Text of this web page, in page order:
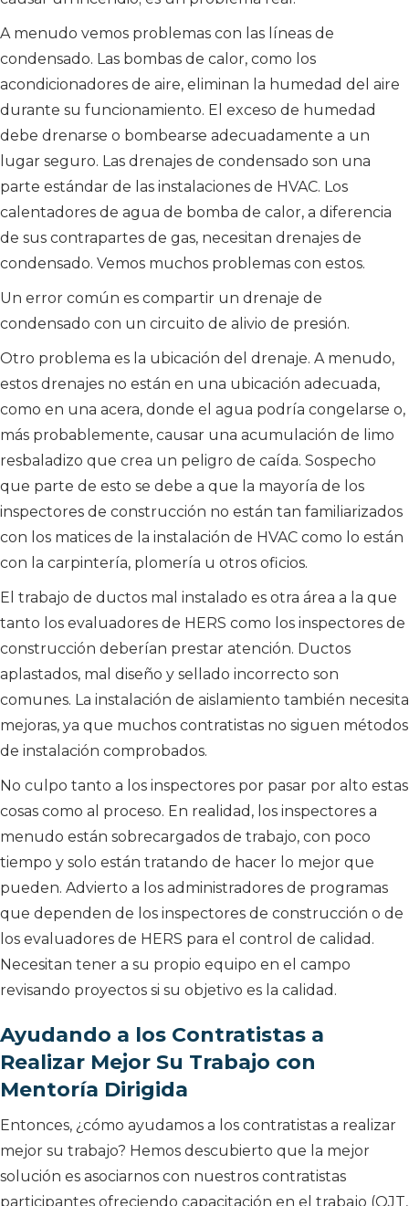
A menudo vemos problemas con las líneas de
condensado. Las bombas de calor, como los
acondicionadores de aire, eliminan la humedad del aire
durante su funcionamiento. El exceso de humedad
debe drenarse o bombearse adecuadamente a un
lugar seguro. Las drenajes de condensado son una
parte estándar de las instalaciones de HVAC. Los
calentadores de agua de bomba de calor, a diferencia
de sus contrapartes de gas, necesitan drenajes de
condensado. Vemos muchos problemas con estos.
Un error común es compartir un drenaje de
condensado con un circuito de alivio de presión.
Otro problema es la ubicación del drenaje. A menudo,
estos drenajes no están en una ubicación adecuada,
como en una acera, donde el agua podría congelarse o,
más probablemente, causar una acumulación de limo
resbaladizo que crea un peligro de caída. Sospecho
que parte de esto se debe a que la mayoría de los
inspectores de construcción no están tan familiarizados
con los matices de la instalación de HVAC como lo están
con la carpintería, plomería u otros oficios.
El trabajo de ductos mal instalado es otra área a la que
tanto los evaluadores de HERS como los inspectores de
construcción deberían prestar atención. Ductos
aplastados, mal diseño y sellado incorrecto son
comunes. La instalación de aislamiento también necesita
mejoras, ya que muchos contratistas no siguen métodos
de instalación comprobados.
No culpo tanto a los inspectores por pasar por alto estas
cosas como al proceso. En realidad, los inspectores a
menudo están sobrecargados de trabajo, con poco
tiempo y solo están tratando de hacer lo mejor que
pueden. Advierto a los administradores de programas
que dependen de los inspectores de construcción o de
los evaluadores de HERS para el control de calidad.
Necesitan tener a su propio equipo en el campo
revisando proyectos si su objetivo es la calidad.
Ayudando a los Contratistas a
Realizar Mejor Su Trabajo con
Mentoría Dirigida
Entonces, ¿cómo ayudamos a los contratistas a realizar
mejor su trabajo? Hemos descubierto que la mejor
solución es asociarnos con nuestros contratistas
participantes ofreciendo capacitación en el trabajo (OJT,